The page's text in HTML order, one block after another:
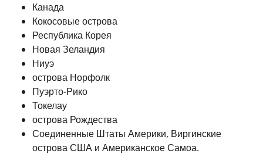
Канада
Кокосовые острова
Республика Корея
Новая Зеландия
Ниуэ
острова Норфолк
Пуэрто-Рико
Токелау
острова Рождества
Соединенные Штаты Америки, Виргинские
острова США и Американское Самоа.